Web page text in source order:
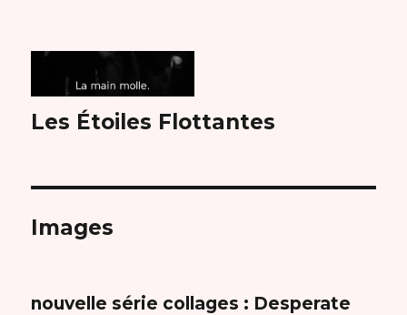
Les Étoiles Flottantes
Images
nouvelle série collages : Desperate